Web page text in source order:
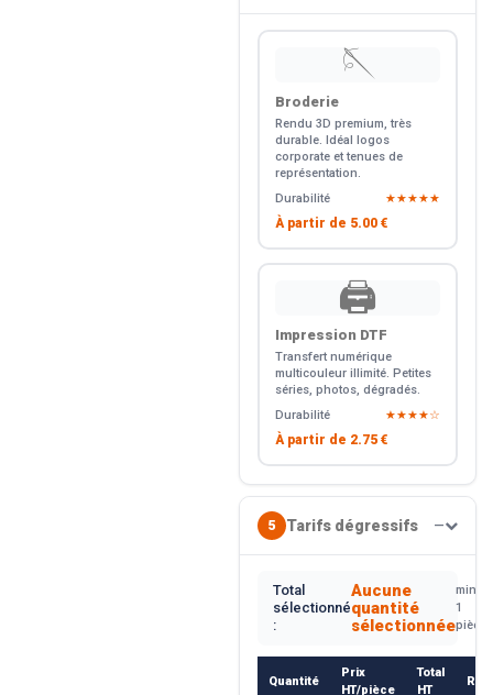
🪡
Broderie
Rendu 3D premium, très
durable. Idéal logos
corporate et tenues de
représentation.
Durabilité
★★★★★
À partir de 5.00 €
🖨️
Impression DTF
Transfert numérique
multicouleur illimité. Petites
séries, photos, dégradés.
Durabilité
★★★★☆
À partir de 2.75 €
5 Tarifs dégressifs —
Total
sélectionné
:
Aucune
quantité
sélectionnée
min.
1
pièce
Quantité
Prix
HT/pièce
Total
HT